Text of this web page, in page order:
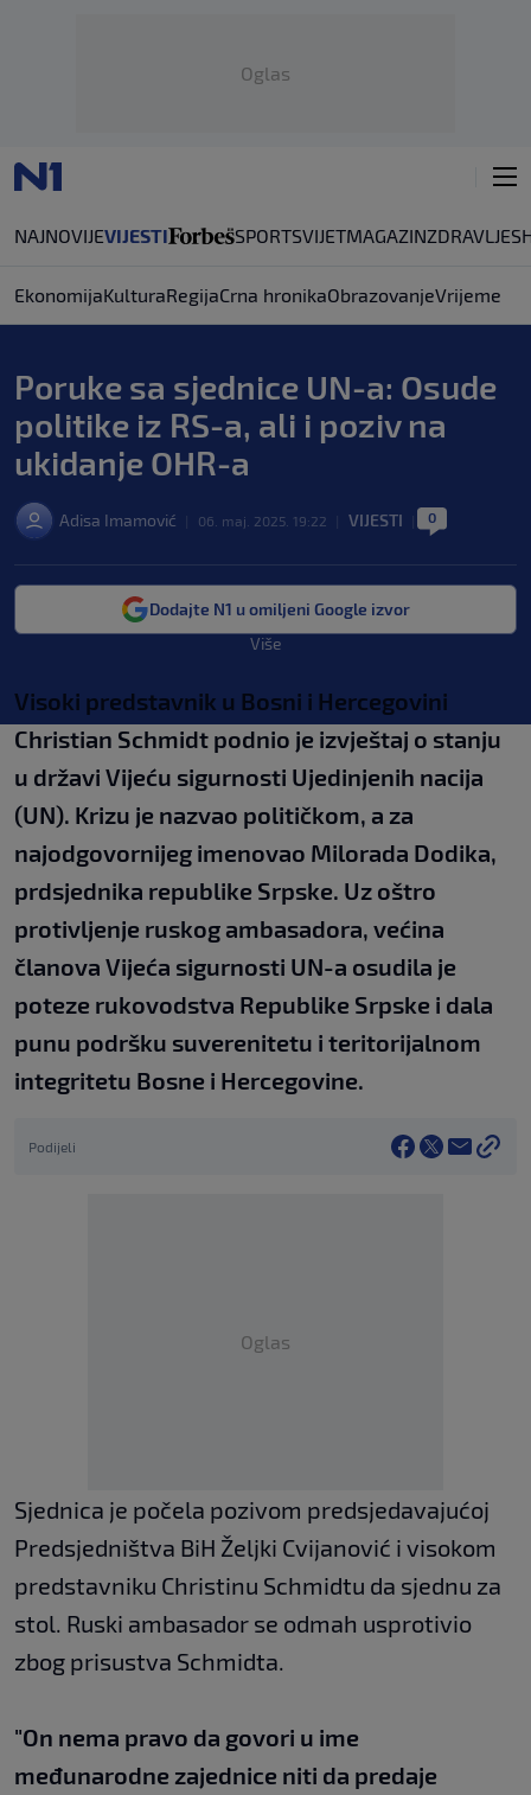
Oglas
NAJNOVIJEVIJESTI SPORTSVIJETMAGAZINZDRAVLJE
EkonomijaKulturaRegijaCrna hronikaObrazovanjeVrijeme
Poruke sa sjednice UN-a: Osude
politike iz RS-a, ali i poziv na
ukidanje OHR-a
Adisa Imamović 06. maj. 2025. 19:22 VIJESTI 0
Dodajte N1 u omiljeni Google izvor
Više
Visoki predstavnik u Bosni i Hercegovini
Christian Schmidt podnio je izvještaj o stanju
u državi Vijeću sigurnosti Ujedinjenih nacija
(UN). Krizu je nazvao političkom, a za
najodgovornijeg imenovao Milorada Dodika,
prdsjednika republike Srpske. Uz oštro
protivljenje ruskog ambasadora, većina
članova Vijeća sigurnosti UN-a osudila je
poteze rukovodstva Republike Srpske i dala
punu podršku suverenitetu i teritorijalnom
integritetu Bosne i Hercegovine.
Podijeli
Oglas
Sjednica je počela pozivom predsjedavajućoj
Predsjedništva BiH Željki Cvijanović i visokom
predstavniku Christinu Schmidtu da sjednu za
stol. Ruski ambasador se odmah usprotivio
zbog prisustva Schmidta.
"On nema pravo da govori u ime
međunarodne zajednice niti da predaje